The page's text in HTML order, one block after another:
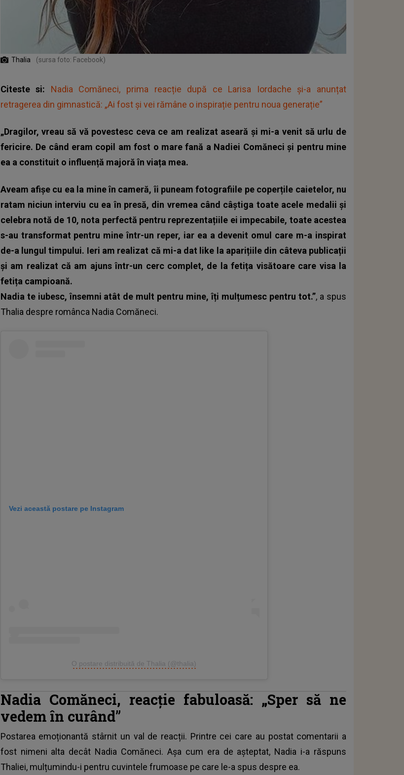
Thalia (sursa foto: Facebook)
Citeste si: Nadia Comăneci, prima reacție după ce Larisa Iordache și-a anunțat
retragerea din gimnastică: „Ai fost și vei rămâne o inspirație pentru noua generație”
„Dragilor, vreau să vă povestesc ceva ce am realizat aseară și mi-a venit să urlu de
fericire. De când eram copil am fost o mare fană a Nadiei Comăneci și pentru mine
ea a constituit o influență majoră în viața mea.
Aveam afișe cu ea la mine în cameră, îi puneam fotografiile pe coperțile caietelor, nu
ratam niciun interviu cu ea în presă, din vremea când câștiga toate acele medalii și
celebra notă de 10, nota perfectă pentru reprezentațiile ei impecabile, toate acestea
s-au transformat pentru mine într-un reper, iar ea a devenit omul care m-a inspirat
de-a lungul timpului. Ieri am realizat că mi-a dat like la aparițiile din câteva publicații
și am realizat că am ajuns într-un cerc complet, de la fetița visătoare care visa la
fetița campioană.
Nadia te iubesc, însemni atât de mult pentru mine, îți mulțumesc pentru tot.”, a spus
Thalia despre românca Nadia Comăneci.
Vezi această postare pe Instagram
O postare distribuită de Thalia (@thalia)
Nadia Comăneci, reacție fabuloasă: „Sper să ne
vedem în curând”
Postarea emoționantă stârnit un val de reacții. Printre cei care au postat comentarii a
fost nimeni alta decât Nadia Comăneci. Așa cum era de așteptat, Nadia i-a răspuns
Thaliei, mulțumindu-i pentru cuvintele frumoase pe care le-a spus despre ea.